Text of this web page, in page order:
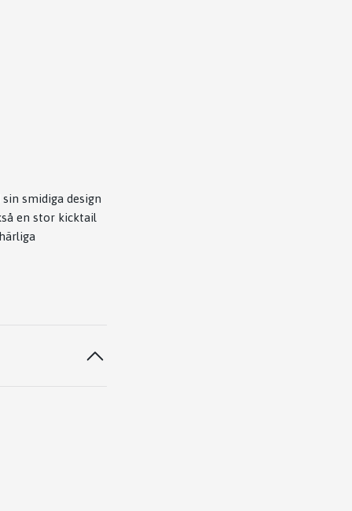
smidiga design
en stor kicktail